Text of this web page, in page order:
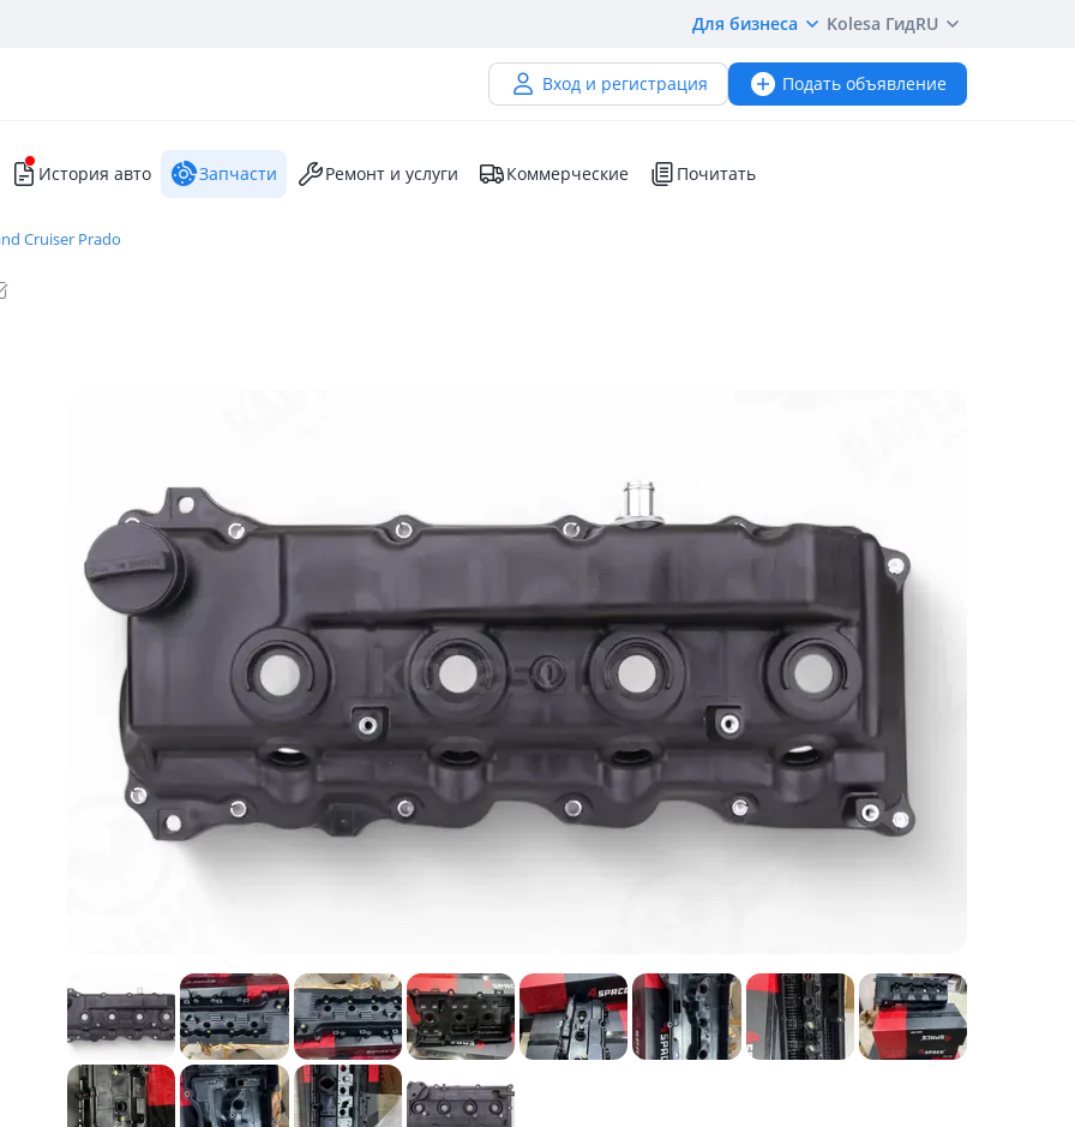
Для бизнеса Kolesa ГидRU
Вход и регистрация Подать объявление
История авто Запчасти Ремонт и услуги Коммерческие Почитать
Cruiser Prado